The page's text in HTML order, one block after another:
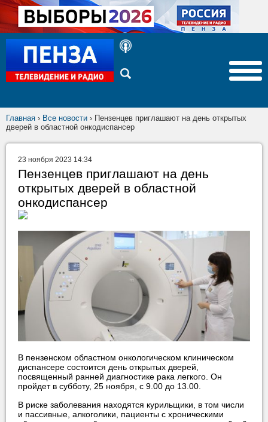
Главная › Все новости › Пензенцев приглашают на день открытых
дверей в областной онкодиспансер
23 ноября 2023 14:34
Пензенцев приглашают на день
открытых дверей в областной
онкодиспансер
В пензенском областном онкологическом клиническом
диспансере состоится день открытых дверей,
посвященный ранней диагностике рака легкого. Он
пройдет в субботу, 25 ноября, с 9.00 до 13.00.
В риске заболевания находятся курильщики, в том числи
и пассивные, алкоголики, пациенты с хроническими